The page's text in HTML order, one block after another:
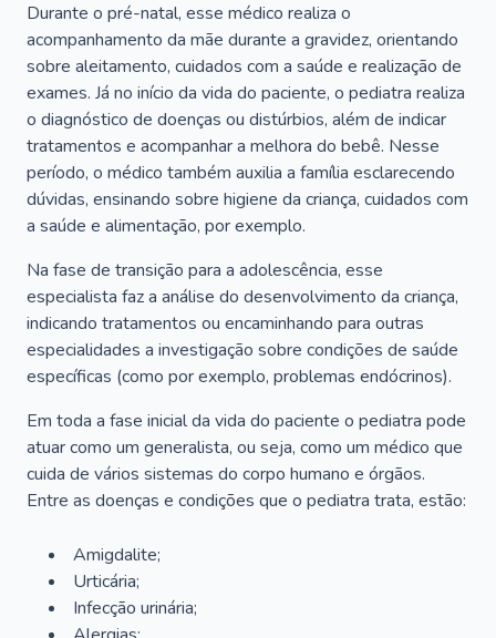
Durante o pré-natal, esse médico realiza o
acompanhamento da mãe durante a gravidez, orientando
sobre aleitamento, cuidados com a saúde e realização de
exames. Já no início da vida do paciente, o pediatra realiza
o diagnóstico de doenças ou distúrbios, além de indicar
tratamentos e acompanhar a melhora do bebê. Nesse
período, o médico também auxilia a família esclarecendo
dúvidas, ensinando sobre higiene da criança, cuidados com
a saúde e alimentação, por exemplo.
Na fase de transição para a adolescência, esse
especialista faz a análise do desenvolvimento da criança,
indicando tratamentos ou encaminhando para outras
especialidades a investigação sobre condições de saúde
específicas (como por exemplo, problemas endócrinos).
Em toda a fase inicial da vida do paciente o pediatra pode
atuar como um generalista, ou seja, como um médico que
cuida de vários sistemas do corpo humano e órgãos.
Entre as doenças e condições que o pediatra trata, estão:
Amigdalite;
Urticária;
Infecção urinária;